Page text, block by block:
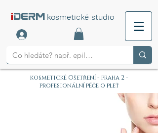
iDERM kosmetické studio
kosmetické Ošetření - praha 2 -
profesionální péče o pleť